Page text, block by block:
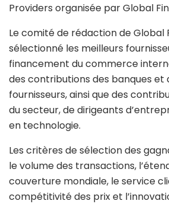
Providers organisée par Global
Le comité de rédaction de Global
sélectionné les meilleurs
financement du commerce
des contributions des banques et
fournisseurs, ainsi que des
du secteur, de dirigeants
en technologie.
Les critères de sélection des
le volume des transactions,
couverture mondiale, le service
compétitivité des prix et